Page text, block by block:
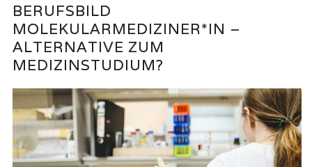
BERUFSBILD
MOLEKULARMEDIZINER*IN –
ALTERNATIVE ZUM
MEDIZINSTUDIUM?